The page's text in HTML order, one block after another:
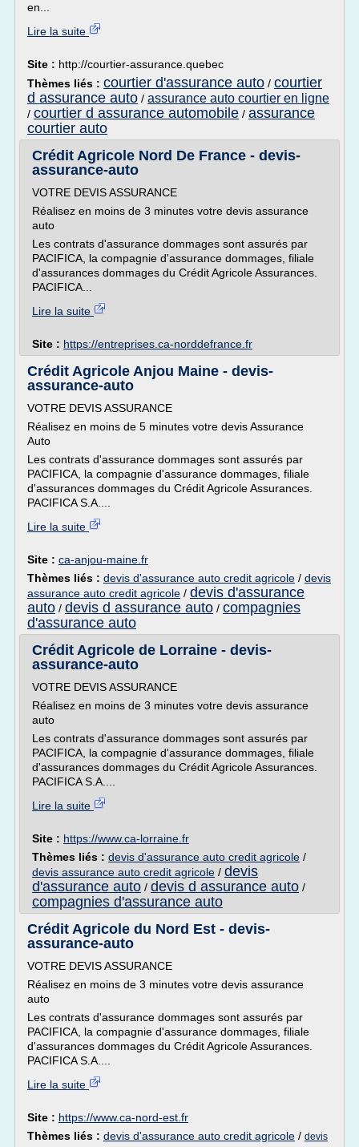
en...
Lire la suite
Site : http://courtier-assurance.quebec
Thèmes liés : courtier d'assurance auto / courtier
d assurance auto / assurance auto courtier en ligne
/ courtier d assurance automobile / assurance
courtier auto
Crédit Agricole Nord De France - devis-
assurance-auto
VOTRE DEVIS ASSURANCE
Réalisez en moins de 3 minutes votre devis assurance
auto
Les contrats d'assurance dommages sont assurés par
PACIFICA, la compagnie d'assurance dommages, filiale
d'assurances dommages du Crédit Agricole Assurances.
PACIFICA...
Lire la suite
Site : https://entreprises.ca-norddefrance.fr
Crédit Agricole Anjou Maine - devis-
assurance-auto
VOTRE DEVIS ASSURANCE
Réalisez en moins de 5 minutes votre devis Assurance
Auto
Les contrats d'assurance dommages sont assurés par
PACIFICA, la compagnie d'assurance dommages, filiale
d'assurances dommages du Crédit Agricole Assurances.
PACIFICA S.A....
Lire la suite
Site : ca-anjou-maine.fr
Thèmes liés : devis d'assurance auto credit agricole / devis
assurance auto credit agricole / devis d'assurance
auto / devis d assurance auto / compagnies
d'assurance auto
Crédit Agricole de Lorraine - devis-
assurance-auto
VOTRE DEVIS ASSURANCE
Réalisez en moins de 3 minutes votre devis assurance
auto
Les contrats d'assurance dommages sont assurés par
PACIFICA, la compagnie d'assurance dommages, filiale
d'assurances dommages du Crédit Agricole Assurances.
PACIFICA S.A....
Lire la suite
Site : https://www.ca-lorraine.fr
Thèmes liés : devis d'assurance auto credit agricole /
devis assurance auto credit agricole / devis
d'assurance auto / devis d assurance auto /
compagnies d'assurance auto
Crédit Agricole du Nord Est - devis-
assurance-auto
VOTRE DEVIS ASSURANCE
Réalisez en moins de 3 minutes votre devis assurance
auto
Les contrats d'assurance dommages sont assurés par
PACIFICA, la compagnie d'assurance dommages, filiale
d'assurances dommages du Crédit Agricole Assurances.
PACIFICA S.A....
Lire la suite
Site : https://www.ca-nord-est.fr
Thèmes liés : devis d'assurance auto credit agricole / devis